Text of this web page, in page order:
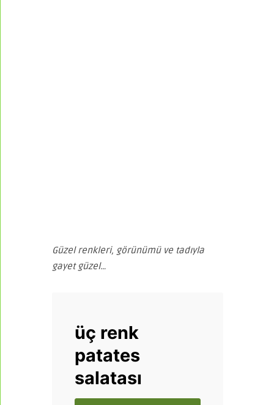
Güzel renkleri, görünümü ve tadıyla
gayet güzel…
üç renk
patates
salatası